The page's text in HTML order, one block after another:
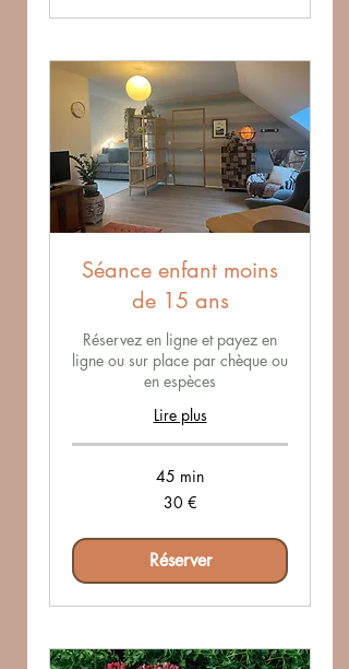
Séance enfant moins
de 15 ans
Réservez en ligne et payez en
ligne ou sur place par chèque ou
en espèces
Lire plus
45 min
30 €
Réserver